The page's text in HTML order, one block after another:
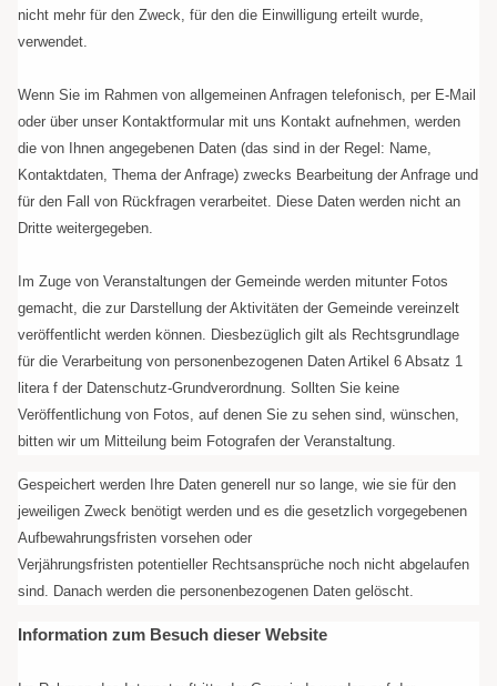
nicht mehr für den Zweck, für den die Einwilligung erteilt wurde,
verwendet.
Wenn Sie im Rahmen von allgemeinen Anfragen telefonisch, per E-Mail
oder über unser Kontaktformular mit uns Kontakt aufnehmen, werden
die von Ihnen angegebenen Daten (das sind in der Regel: Name,
Kontaktdaten, Thema der Anfrage) zwecks Bearbeitung der Anfrage und
für den Fall von Rückfragen verarbeitet. Diese Daten werden nicht an
Dritte weitergegeben.
Im Zuge von Veranstaltungen der Gemeinde werden mitunter Fotos
gemacht, die zur Darstellung der Aktivitäten der Gemeinde vereinzelt
veröffentlicht werden können. Diesbezüglich gilt als Rechtsgrundlage
für die Verarbeitung von personenbezogenen Daten Artikel 6 Absatz 1
litera f der Datenschutz-Grundverordnung. Sollten Sie keine
Veröffentlichung von Fotos, auf denen Sie zu sehen sind, wünschen,
bitten wir um Mitteilung beim Fotografen der Veranstaltung.
Gespeichert werden Ihre Daten generell nur so lange, wie sie für den
jeweiligen Zweck benötigt werden und es die gesetzlich vorgegebenen
Aufbewahrungsfristen vorsehen oder
Verjährungsfristen potentieller Rechtsansprüche noch nicht abgelaufen
sind. Danach werden die personenbezogenen Daten gelöscht.
Information zum Besuch dieser Website